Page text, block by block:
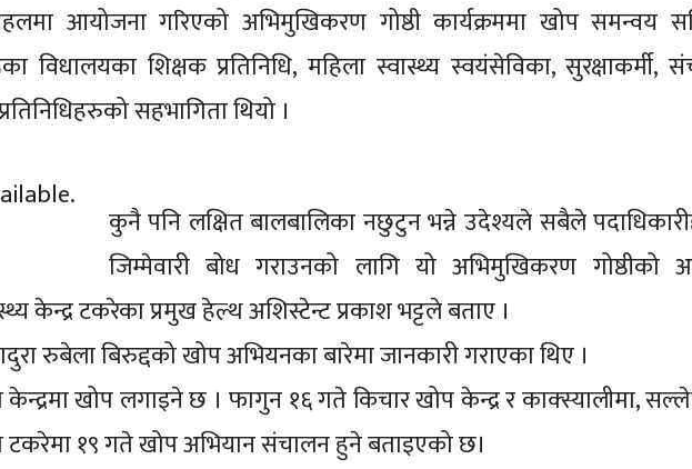
आयोजना गरिएको अभिमुखिकरण गोष्ठी कार्यक्रममा खोप समन्वय
विधालयका शिक्षक प्रतिनिधि, महिला स्वास्थ्य स्वयंसेविका, सुरक्षाकर्मी,
सहभागिता थियो ।
कुनै पनि लक्षित बालबालिका नछुटुन भन्ने उदेश्यले सबैले
जिम्मेवारी बोध गराउनको लागि यो अभिमुखिकरण गोष्ठीको
केन्द्र टकरेका प्रमुख हेल्थ अशिस्टेन्ट प्रकाश भट्टले बताए ।
रुबेला बिरुद्दको खोप अभियनका बारेमा जानकारी गराएका थिए ।
खोप लगाइने छ । फागुन १६ गते किचार खोप केन्द्र र काक्स्यालीमा,
टकरेमा १९ गते खोप अभियान संचालन हुने बताइएको छ।